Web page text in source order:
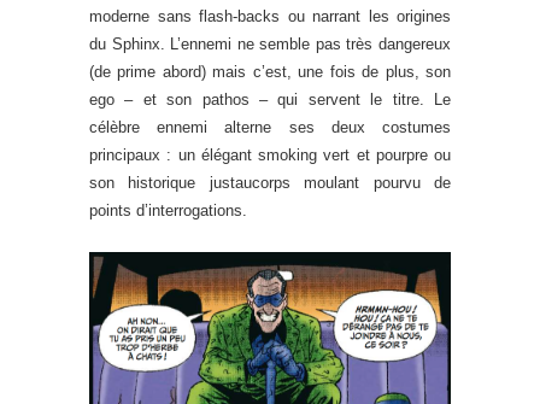
moderne sans flash-backs ou narrant les origines
du Sphinx. L’ennemi ne semble pas très dangereux
(de prime abord) mais c’est, une fois de plus, son
ego – et son pathos – qui servent le titre. Le
célèbre ennemi alterne ses deux costumes
principaux : un élégant smoking vert et pourpre ou
son historique justaucorps moulant pourvu de
points d’interrogations.